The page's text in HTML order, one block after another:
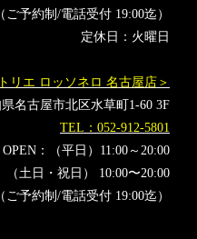
（ご予約制/電話受付 19:00迄）
定休日：火曜日
リエ ロッソネロ 名古屋店＞
名古屋市北区水草町1-60 3F
TEL：052-912-5801
OPEN：（平日）11:00～20:00
（土日・祝日） 10:00〜20:00
（ご予約制/電話受付 19:00迄）